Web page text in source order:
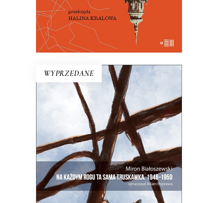
E-BOOK DO KOSZYKA
WYPRZEDANE
NA KAŻDYM ROGU TA SAMA
TRUSKAWKA
Zupełnie nowe miasto. Jakaś inna
Warszawa na starych śmieciach. Skąd
się wzięła?